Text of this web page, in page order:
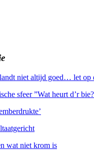
niet altijd goed… let
sfeer ”Wat heurt d’r
wat niet krom is